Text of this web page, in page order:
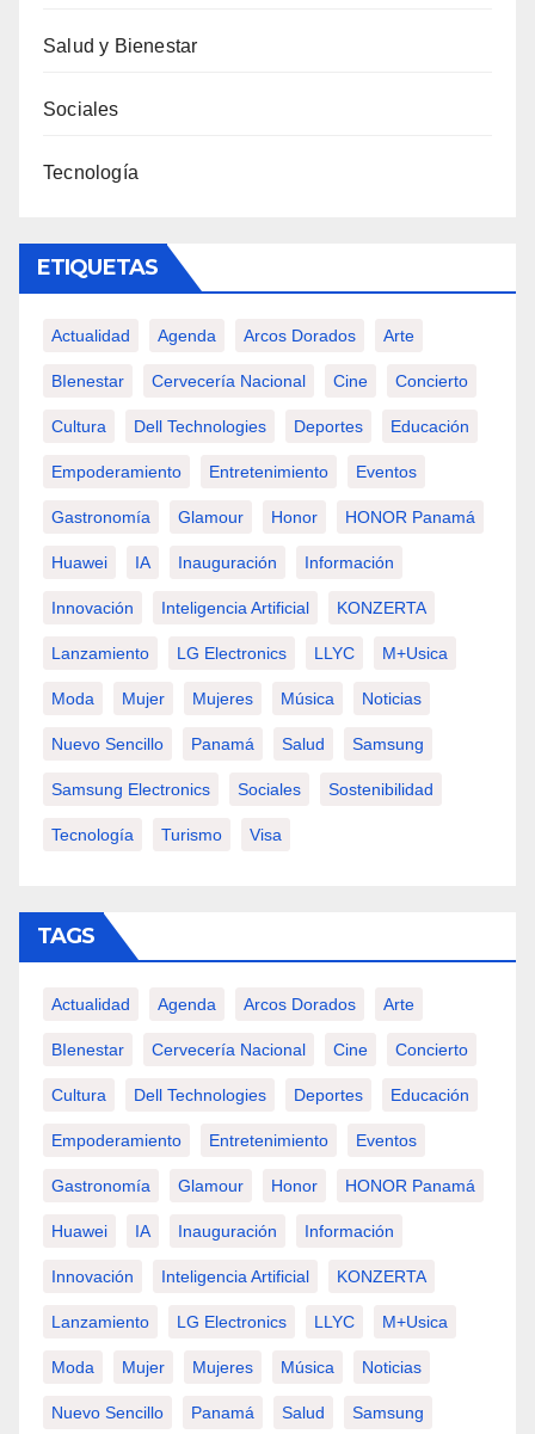
Salud y Bienestar
Sociales
Tecnología
ETIQUETAS
Actualidad Agenda Arcos Dorados Arte
BIenestar Cervecería Nacional Cine Concierto
Cultura Dell Technologies Deportes Educación
Empoderamiento Entretenimiento Eventos
Gastronomía Glamour Honor HONOR Panamá
Huawei IA Inauguración Información
Innovación Inteligencia Artificial KONZERTA
Lanzamiento LG Electronics LLYC M+usica
Moda Mujer Mujeres Música Noticias
Nuevo Sencillo Panamá Salud Samsung
Samsung Electronics Sociales Sostenibilidad
Tecnología Turismo Visa
TAGS
Actualidad Agenda Arcos Dorados Arte
BIenestar Cervecería Nacional Cine Concierto
Cultura Dell Technologies Deportes Educación
Empoderamiento Entretenimiento Eventos
Gastronomía Glamour Honor HONOR Panamá
Huawei IA Inauguración Información
Innovación Inteligencia Artificial KONZERTA
Lanzamiento LG Electronics LLYC M+usica
Moda Mujer Mujeres Música Noticias
Nuevo Sencillo Panamá Salud Samsung